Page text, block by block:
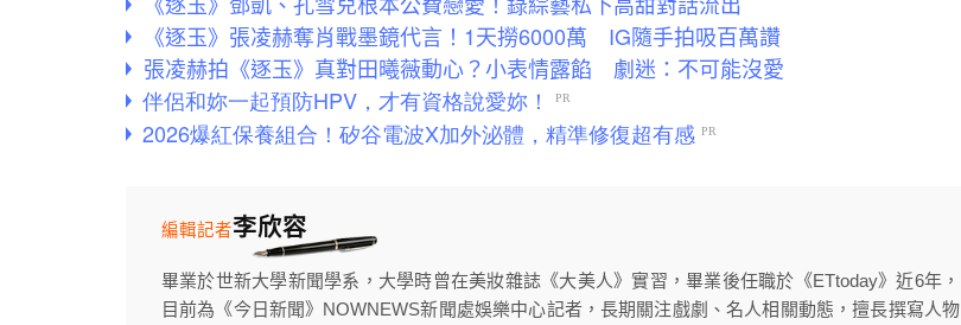
《逐玉》張凌赫奪肖戰墨鏡代言！1天撈6000萬 IG隨手拍吸百萬讚
張凌赫拍《逐玉》真對田曦薇動心？小表情露餡 劇迷：不可能沒愛
李欣容
編輯記者
畢業於世新大學新聞學系，大學時曾在美妝雜誌《大美人》實習，畢業後任職於《ETtoday》近6年，
目前為《今日新聞》NOWNEWS新聞處娛樂中心記者，長期關注戲劇、名人相關動態，擅長撰寫人物